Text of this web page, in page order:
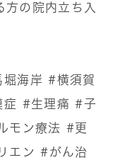
方の院内立ち入
堀海岸 #横須賀
症 #生理痛 #子
モン療法 #更
エン #がん治